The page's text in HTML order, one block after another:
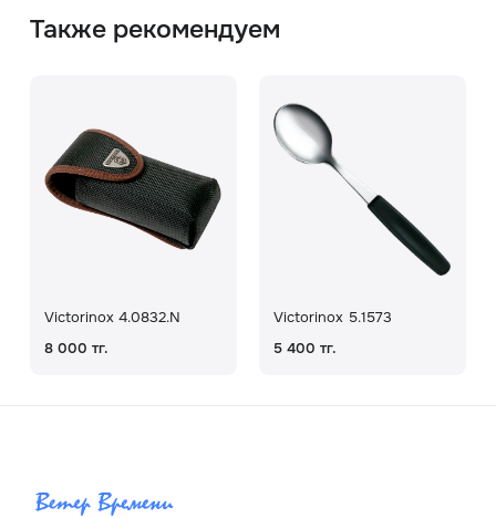
Также рекомендуем
Victorinox 4.0832.N
8 000 тг.
Victorinox 5.1573
5 400 тг.